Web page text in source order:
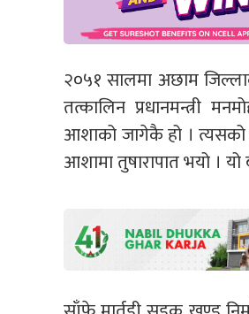
२०५१ सालमा अछाम
तत्कालिन प्रधानमन्त्री
आशाको जागेकै हो ।
आशामा तुषारापात भयो ।